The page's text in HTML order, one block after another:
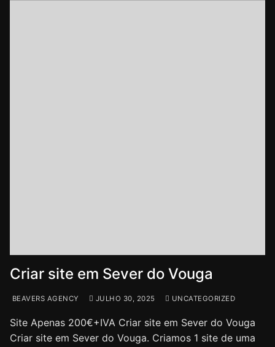
Criar site em Sever do Vouga
BEAVERS AGENCY JULHO 30, 2025 UNCATEGORIZED
Site Apenas 200€+IVA Criar site em Sever do Vouga
Criar site em Sever do Vouga. Criamos 1 site de uma